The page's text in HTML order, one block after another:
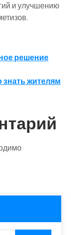
и улучшению
решение
знать жителям